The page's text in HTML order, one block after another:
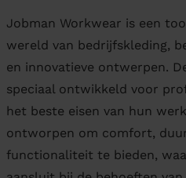
Jobman Workwear is een
wereld van bedrijfskleding,
en innovatieve ontwerpen.
speciaal ontwikkeld voor
het beste eisen van hun
ontworpen om comfort,
functionaliteit te bieden,